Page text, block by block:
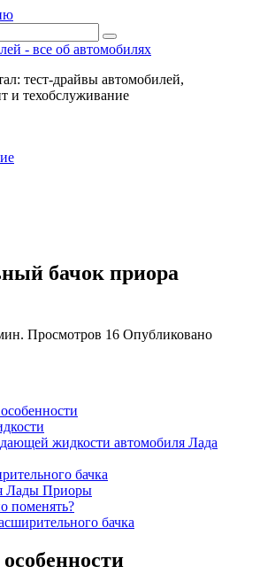
- все об автомобилях
тест-драйвы автомобилей,
и техобслуживание
бачок приора
Просмотров 16 Опубликовано
жидкости автомобиля Лада
бачка
Лады Приоры
поменять?
бачка